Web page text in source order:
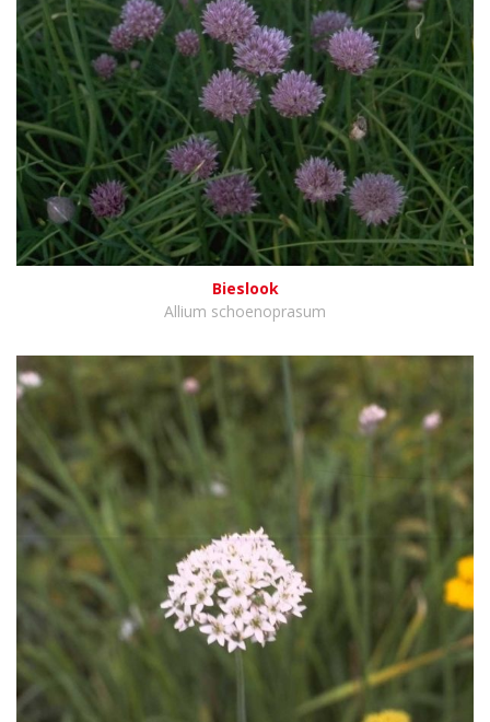
Bieslook
Allium schoenoprasum